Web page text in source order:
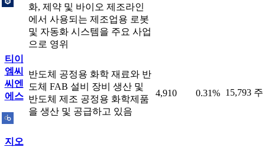
화, 제약 및 바이오 제조라인
에서 사용되는 제조업용 로봇
및 자동화 시스템을 주요 사업
으로 영위
티이
엠씨
씨엔
에스
반도체 공정용 화학 재료와 반
도체 FAB 설비 장비 생산 및
반도체 제조 공정용 화학제품
을 생산 및 공급하고 있음
4,910 0.31% 15,793 주
지오